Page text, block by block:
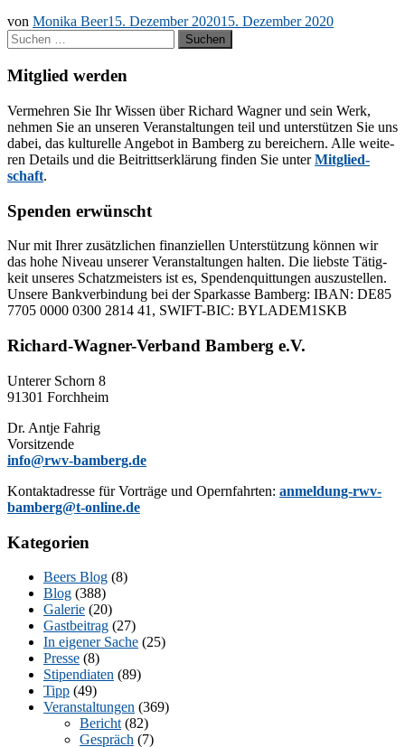
von Monika Beer15. Dezember 202015. Dezember 2020
Suchen
nach:
Mitglied werden
Ver­meh­ren Sie Ihr Wis­sen über Ri­chard Wag­ner und sein Werk,
neh­men Sie an un­se­ren Ver­an­stal­tun­gen teil und un­ter­stüt­zen Sie uns
da­bei, das kul­tu­rel­le An­ge­bot in Bam­berg zu be­rei­chern. Alle wei­te­
ren De­tails und die Bei­tritts­er­klä­rung fin­den Sie un­terMit­glied­
schaft.
Spenden erwünscht
Nur mit Ih­rer zu­sätz­li­chen fi­nan­zi­el­len Un­ter­stüt­zung kön­nen wir
das hohe Ni­veau un­se­rer Ver­an­stal­tun­gen hal­ten. Die liebs­te Tä­tig­
keit un­se­res Schatz­meis­ters ist es, Spen­den­quit­tun­gen aus­zu­stel­len.
Un­se­re Bank­ver­bin­dung bei der Spar­kas­se Bam­berg: IBAN: DE85
7705 0000 0300 2814 41, SWIFT-BIC: BYLADEM1SKB
Richard-Wagner-Verband Bamberg e.V.
Un­te­rer Schorn 8
91301 Forchheim
Dr. Ant­je Fahrig
Vorsitzende
info@rwv-bamberg.de
Kon­takt­adres­se für Vor­trä­ge und Opern­fahr­ten: anmeldung-rwv-
bamberg@t-online.de
Kategorien
Beers Blog (8)
Blog (388)
Galerie (20)
Gastbeitrag (27)
In eigener Sache (25)
Presse (8)
Stipendiaten (89)
Tipp (49)
Veranstaltungen (369)
Bericht (82)
Gespräch (7)